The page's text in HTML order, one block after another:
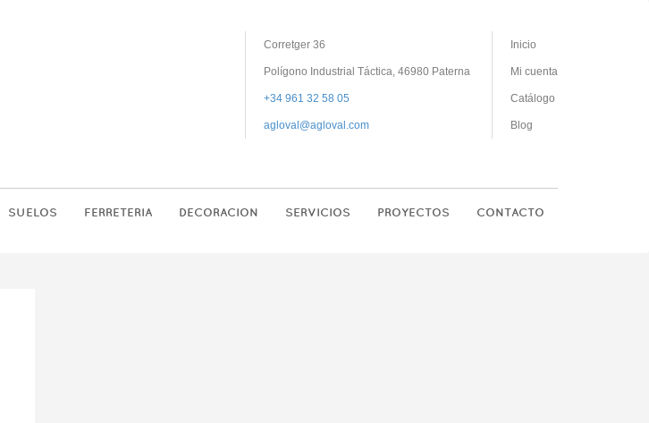
Corretger 36
Polígono Industrial Táctica, 46980 Paterna
+34 961 32 58 05
agloval@agloval.com
Inicio
Mi cuenta
Catálogo
Blog
SUELOS FERRETERIA DECORACION SERVICIOS PROYECTOS CONTACTO